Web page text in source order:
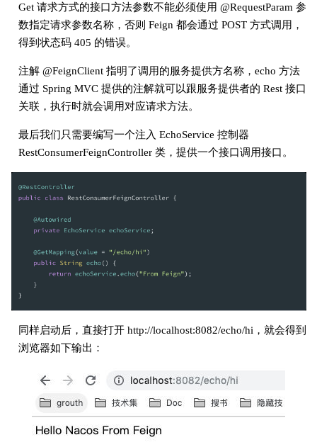
Get 请求方式的接口方法参数不能必须使用 @RequestParam 参
数指定请求参数名称，否则 Feign 都会通过 POST 方式调用，
得到状态码 405 的错误。
注解 @FeignClient 指明了调用的服务提供方名称，echo 方法
通过 Spring MVC 提供的注解就可以跟服务提供者的 Rest 接口
关联，执行时就会调用对应请求方法。
最后我们只需要编写一个注入 EchoService 控制器
RestConsumerFeignController 类，提供一个接口调用接口。
同样启动后，直接打开 http://localhost:8082/echo/hi，就会得到
浏览器如下输出：